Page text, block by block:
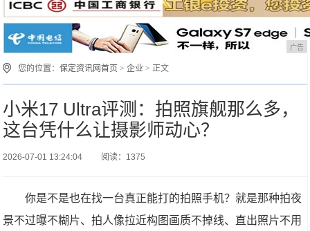
广告
您的位置：保定资讯网首页 >企业 > 正文
小米17 Ultra评测：拍照旗舰那么多，
这台凭什么让摄影师动心？
2026-07-01 13:24:04 阅读：1375
你是不是也在找一台真正能打的拍照手机？就是那种拍夜
景不过曝不糊片、拍人像拉近构图画质不掉线、直出照片不用